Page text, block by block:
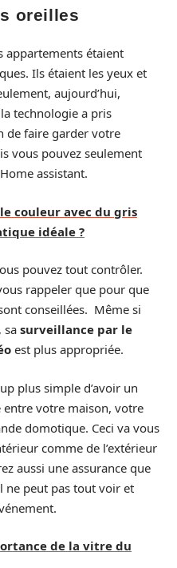
oreilles
appartements étaient
Ils étaient les yeux et
aujourd’hui,
technologie a pris
de faire garder votre
vous pouvez seulement
assistant.
couleur avec du gris
idéale ?
pouvez tout contrôler.
rappeler que pour que
conseillées. Même si
sa surveillance par le
est plus appropriée.
plus simple d’avoir un
votre maison, votre
domotique. Ceci va vous
comme de l’extérieur
aussi une assurance que
ne peut pas tout voir et
de la vitre du